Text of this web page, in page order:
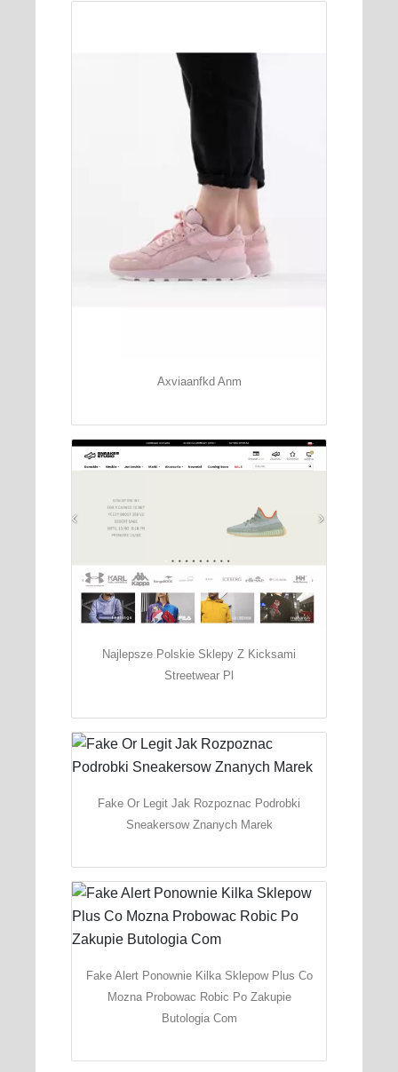
Axviaanfkd Anm
Najlepsze Polskie Sklepy Z Kicksami
Streetwear Pl
Fake Or Legit Jak Rozpoznac Podrobki
Sneakersow Znanych Marek
Fake Alert Ponownie Kilka Sklepow Plus Co
Mozna Probowac Robic Po Zakupie
Butologia Com